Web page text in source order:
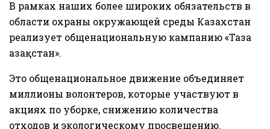
В рамках наших более широких обязательств в
области охраны окружающей среды Казахстан
реализует общенациональную кампанию «Таза
Қазақстан».
Это общенациональное движение объединяет
миллионы волонтеров, которые участвуют в
акциях по уборке, снижению количества
отходов и экологическому просвещению.